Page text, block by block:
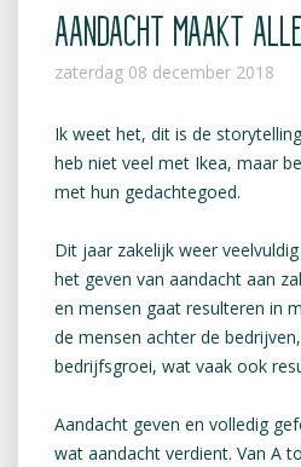
AANDACHT MAAKT
zaterdag 08 december 2018
Ik weet het, dit is de
heb niet veel met Ikea, maar
met hun gedachtegoed.
Dit jaar zakelijk weer
het geven van aandacht aan
en mensen gaat resulteren in
de mensen achter de
bedrijfsgroei, wat vaak ook
Aandacht geven en volledig
wat aandacht verdient. Van A